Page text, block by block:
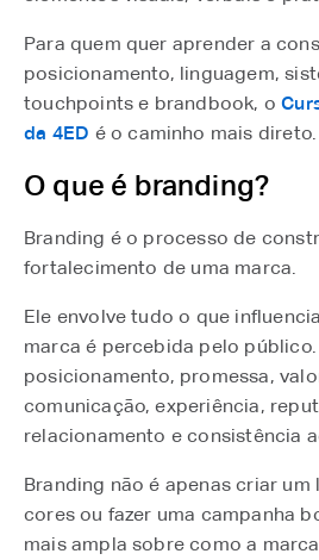
Para quem quer aprender a
posicionamento, linguagem,
touchpoints e brandbook, o
da 4ED ⁠ é o caminho mais direto.
O que é branding?
Branding é o processo de
fortalecimento de uma marca.
Ele envolve tudo o que
marca é percebida pelo
posicionamento, promessa,
comunicação, experiência,
relacionamento e consistência
Branding não é apenas criar
cores ou fazer uma campanha
mais ampla sobre como a